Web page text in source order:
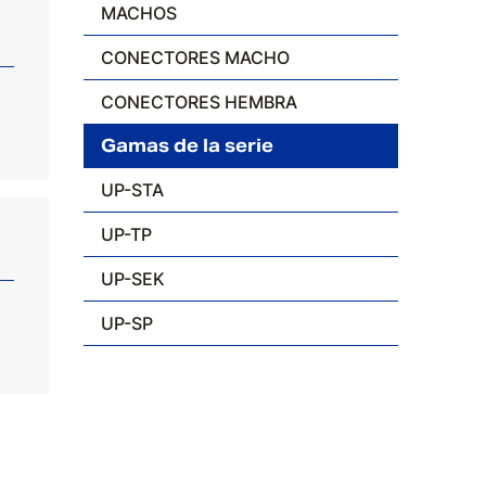
MACHOS
CONECTORES MACHO
CONECTORES HEMBRA
Gamas de la serie
UP-STA
UP-TP
UP-SEK
UP-SP